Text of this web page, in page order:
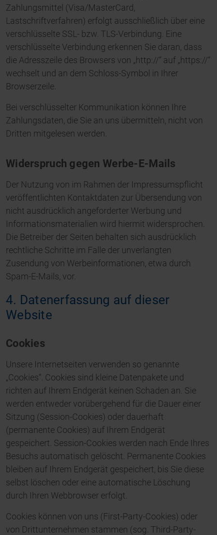
Zahlungsmittel (Visa/MasterCard,
Lastschriftverfahren) erfolgt ausschließlich über eine
verschlüsselte SSL- bzw. TLS-Verbindung. Eine
verschlüsselte Verbindung erkennen Sie daran, dass
die Adresszeile des Browsers von „http://“ auf „https://“
wechselt und an dem Schloss-Symbol in Ihrer
Browserzeile.
Bei verschlüsselter Kommunikation können Ihre
Zahlungsdaten, die Sie an uns übermitteln, nicht von
Dritten mitgelesen werden.
Widerspruch gegen Werbe-E-Mails
Der Nutzung von im Rahmen der Impressumspflicht
veröffentlichten Kontaktdaten zur Übersendung von
nicht ausdrücklich angeforderter Werbung und
Informationsmaterialien wird hiermit widersprochen.
Die Betreiber der Seiten behalten sich ausdrücklich
rechtliche Schritte im Falle der unverlangten
Zusendung von Werbeinformationen, etwa durch
Spam-E-Mails, vor.
4. Datenerfassung auf dieser
Website
Cookies
Unsere Internetseiten verwenden so genannte
„Cookies“. Cookies sind kleine Datenpakete und
richten auf Ihrem Endgerät keinen Schaden an. Sie
werden entweder vorübergehend für die Dauer einer
Sitzung (Session-Cookies) oder dauerhaft
(permanente Cookies) auf Ihrem Endgerät
gespeichert. Session-Cookies werden nach Ende Ihres
Besuchs automatisch gelöscht. Permanente Cookies
bleiben auf Ihrem Endgerät gespeichert, bis Sie diese
selbst löschen oder eine automatische Löschung
durch Ihren Webbrowser erfolgt.
Cookies können von uns (First-Party-Cookies) oder
von Drittunternehmen stammen (sog. Third-Party-